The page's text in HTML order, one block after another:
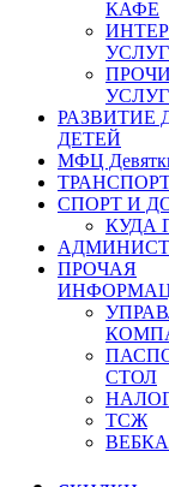
КАФЕ
РАЗВИТИЕ
ДЕТЕЙ
МФЦ
СПОРТ И
КУДА
ПРОЧАЯ
СТОЛ
ТСЖ